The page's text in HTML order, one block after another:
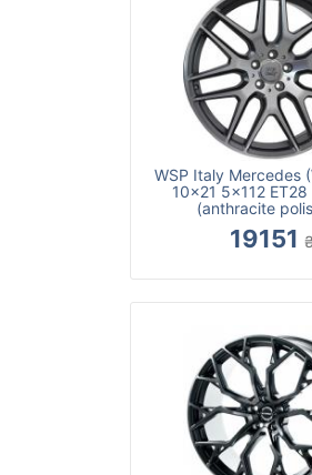
WSP Italy Mercedes
10x21 5x112
(anthracite
19151 ₴